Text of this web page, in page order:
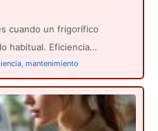
cuando un frigorífico
habitual. Eficiencia…
mantenimiento